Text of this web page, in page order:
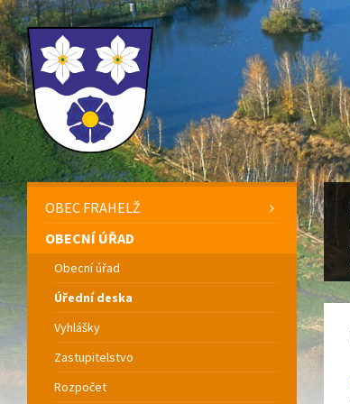
OBEC FRAHELŽ
OBECNÍ ÚŘAD
Obecní úřad
Úřední deska
Vyhlášky
Zastupitelstvo
Rozpočet